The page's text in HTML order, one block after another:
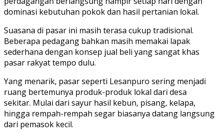
dominasi kebutuhan pokok dan hasil pertanian lokal.
Suasana di pasar ini masih terasa cukup tradisional.
Beberapa pedagang bahkan masih memakai lapak
sederhana dengan konsep jual beli yang sangat khas
pasar rakyat tempo dulu.
Yang menarik, pasar seperti Lesanpuro sering menjadi
ruang bertemunya produk-produk lokal dari desa
sekitar. Mulai dari sayur hasil kebun, pisang, kelapa,
hingga rempah-rempah segar biasanya datang langsung
dari pemasok kecil.